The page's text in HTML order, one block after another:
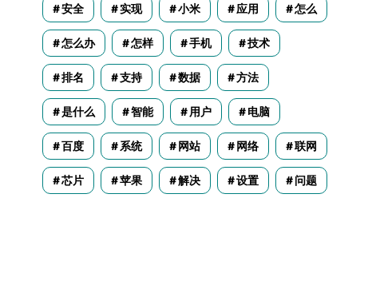
安全 实现 小米 应用 怎么
怎么办 怎样 手机 技术
排名 支持 数据 方法
是什么 智能 用户 电脑
百度 系统 网站 网络 联网
芯片 苹果 解决 设置 问题